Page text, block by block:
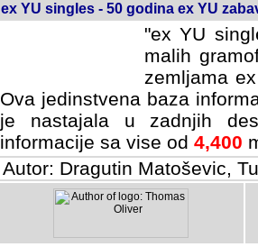
ex YU singles - 50 godina ex YU
"ex YU
malih
zemljama
Ova jedinstvena baza
je nastajala u zadnjih
informacije sa vise od 4,400
Autor: Dragutin Matoševic,